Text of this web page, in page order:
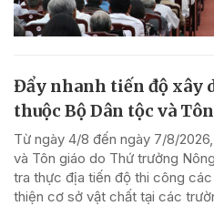
Đẩy nhanh tiến độ xây
thuộc Bộ Dân tộc và
Từ ngày 4/8 đến ngày 7/8/
và Tôn giáo do Thứ trưởng
tra thực địa tiến độ thi công
thiện cơ sở vật chất tại các